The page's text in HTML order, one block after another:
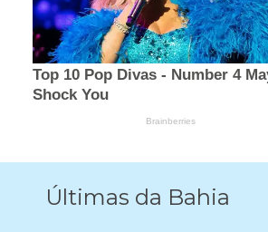
Últimas da Bahia